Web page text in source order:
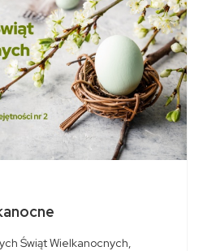
Świąt Wielkanocnych,